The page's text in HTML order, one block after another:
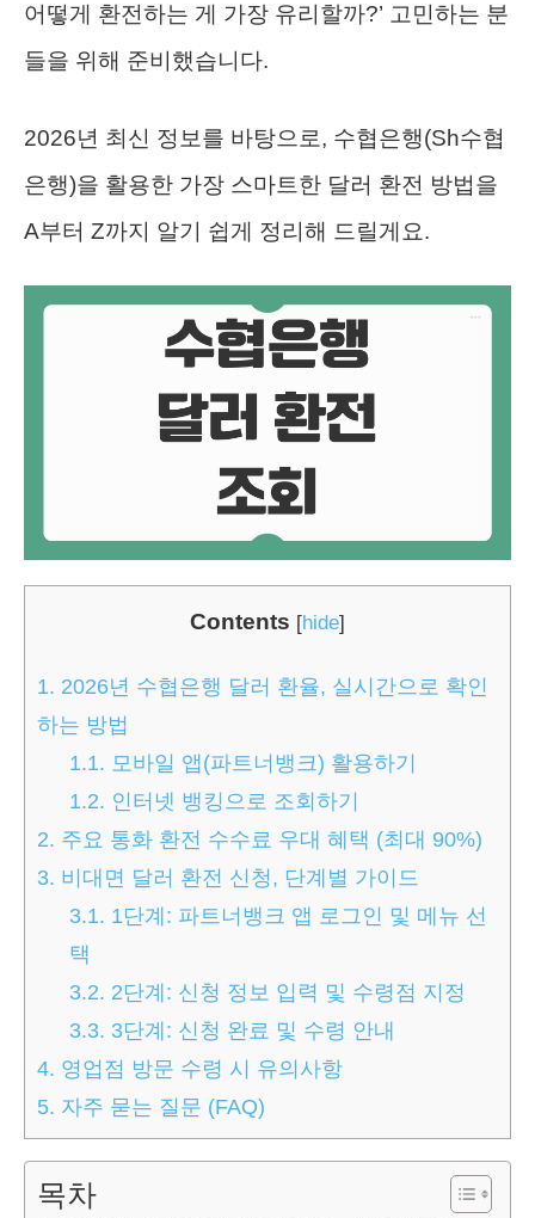
어떻게 환전하는 게 가장 유리할까?’ 고민하는 분
들을 위해 준비했습니다.
2026년 최신 정보를 바탕으로, 수협은행(Sh수협
은행)을 활용한 가장 스마트한 달러 환전 방법을
A부터 Z까지 알기 쉽게 정리해 드릴게요.
Contents [hide]
1. 2026년 수협은행 달러 환율, 실시간으로 확인
하는 방법
1.1. 모바일 앱(파트너뱅크) 활용하기
1.2. 인터넷 뱅킹으로 조회하기
2. 주요 통화 환전 수수료 우대 혜택 (최대 90%)
3. 비대면 달러 환전 신청, 단계별 가이드
3.1. 1단계: 파트너뱅크 앱 로그인 및 메뉴 선
택
3.2. 2단계: 신청 정보 입력 및 수령점 지정
3.3. 3단계: 신청 완료 및 수령 안내
4. 영업점 방문 수령 시 유의사항
5. 자주 묻는 질문 (FAQ)
목차